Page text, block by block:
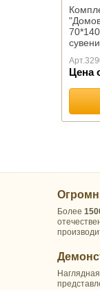
Арт.
Цена
Более